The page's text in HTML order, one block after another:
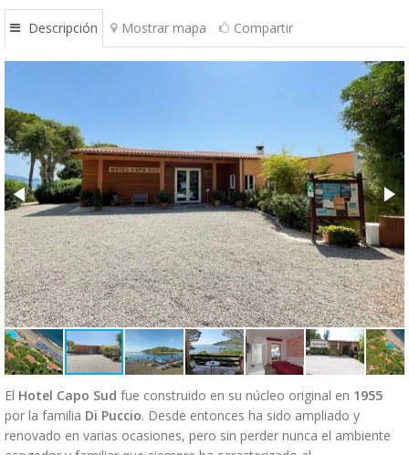
Descripción Mostrar mapa Compartir
El Hotel Capo Sud fue construido en su núcleo original en 1955
por la familia Di Puccio. Desde entonces ha sido ampliado y
renovado en varias ocasiones, pero sin perder nunca el ambiente